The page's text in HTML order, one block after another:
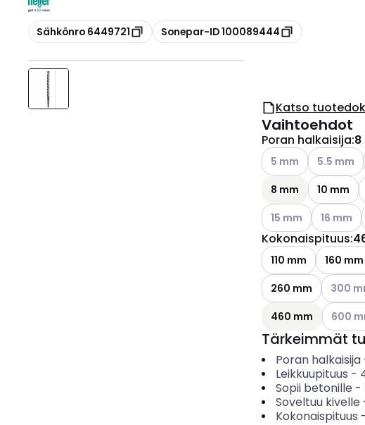
Kopioi
Sähkönro 6449721 Kopioi
Sonepar-ID 100089444
Katso
Vaihtoehdot
Poran halkaisija:8
Katso käytettävissä
5 mm Katso
5.5 mm
8 mm
10 mm
Katso käytettävissä
15 mm Katso
16 mm
Kokonaispituus:
110 mm 160 mm
260 mm
Katso
300
460 mm
Katso
600
Tärkeimmät
Poran halkaisija
Leikkuupituus -
Sopii betonille -
Soveltuu kivelle
Kokonaispituus -